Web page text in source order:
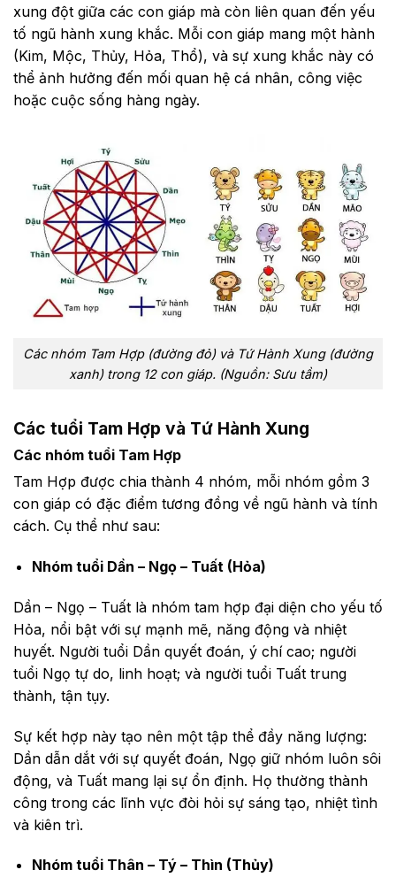
xung đột giữa các con giáp mà còn liên quan đến yếu
tố ngũ hành xung khắc. Mỗi con giáp mang một hành
(Kim, Mộc, Thủy, Hỏa, Thổ), và sự xung khắc này có
thể ảnh hưởng đến mối quan hệ cá nhân, công việc
hoặc cuộc sống hàng ngày.
Các nhóm Tam Hợp (đường đỏ) và Tứ Hành Xung (đường
xanh) trong 12 con giáp. (Nguồn: Sưu tầm)
Các tuổi Tam Hợp và Tứ Hành Xung
Các nhóm tuổi Tam Hợp
Tam Hợp được chia thành 4 nhóm, mỗi nhóm gồm 3
con giáp có đặc điểm tương đồng về ngũ hành và tính
cách. Cụ thể như sau:
Nhóm tuổi Dần – Ngọ – Tuất (Hỏa)
Dần – Ngọ – Tuất là nhóm tam hợp đại diện cho yếu tố
Hỏa, nổi bật với sự mạnh mẽ, năng động và nhiệt
huyết. Người tuổi Dần quyết đoán, ý chí cao; người
tuổi Ngọ tự do, linh hoạt; và người tuổi Tuất trung
thành, tận tụy.
Sự kết hợp này tạo nên một tập thể đầy năng lượng:
Dần dẫn dắt với sự quyết đoán, Ngọ giữ nhóm luôn sôi
động, và Tuất mang lại sự ổn định. Họ thường thành
công trong các lĩnh vực đòi hỏi sự sáng tạo, nhiệt tình
và kiên trì.
Nhóm tuổi Thân – Tý – Thìn (Thủy)